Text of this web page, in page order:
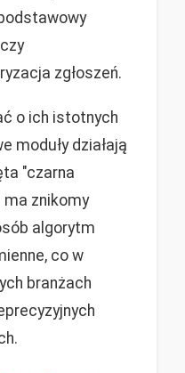
czy
zgłoszeń.
o ich istotnych
moduły działają
"czarna
ma znikomy
algorytm
co w
branżach